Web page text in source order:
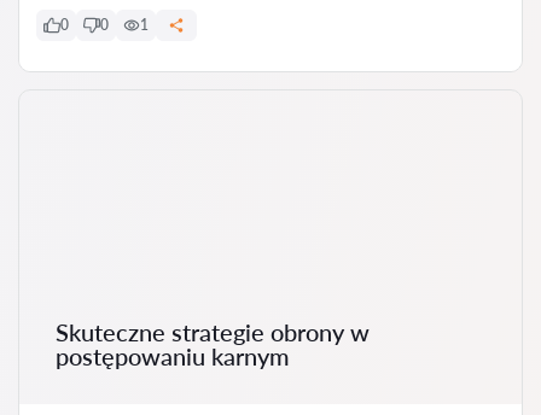
0 0 1
Skuteczne strategie obrony w
postępowaniu karnym